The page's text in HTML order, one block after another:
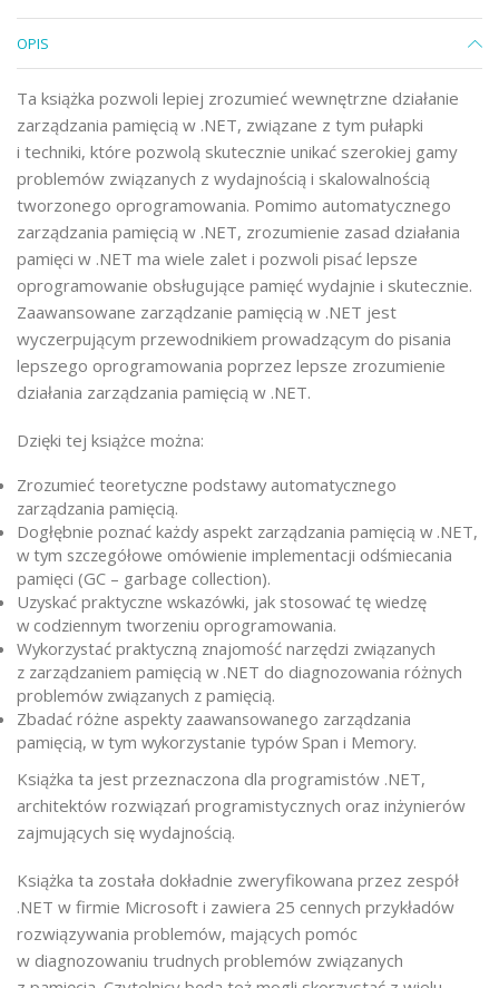
OPIS
Ta książka pozwoli lepiej zrozumieć wewnętrzne działanie
zarządzania pamięcią w .NET, związane z tym pułapki
i techniki, które pozwolą skutecznie unikać szerokiej gamy
problemów związanych z wydajnością i skalowalnością
tworzonego oprogramowania. Pomimo automatycznego
zarządzania pamięcią w .NET, zrozumienie zasad działania
pamięci w .NET ma wiele zalet i pozwoli pisać lepsze
oprogramowanie obsługujące pamięć wydajnie i skutecznie.
Zaawansowane zarządzanie pamięcią w .NET jest
wyczerpującym przewodnikiem prowadzącym do pisania
lepszego oprogramowania poprzez lepsze zrozumienie
działania zarządzania pamięcią w .NET.
Dzięki tej książce można:
Zrozumieć teoretyczne podstawy automatycznego
zarządzania pamięcią.
Dogłębnie poznać każdy aspekt zarządzania pamięcią w .NET,
w tym szczegółowe omówienie implementacji odśmiecania
pamięci (GC – garbage collection).
Uzyskać praktyczne wskazówki, jak stosować tę wiedzę
w codziennym tworzeniu oprogramowania.
Wykorzystać praktyczną znajomość narzędzi związanych
z zarządzaniem pamięcią w .NET do diagnozowania różnych
problemów związanych z pamięcią.
Zbadać różne aspekty zaawansowanego zarządzania
pamięcią, w tym wykorzystanie typów Span i Memory.
Książka ta jest przeznaczona dla programistów .NET,
architektów rozwiązań programistycznych oraz inżynierów
zajmujących się wydajnością.
Książka ta została dokładnie zweryfikowana przez zespół
.NET w firmie Microsoft i zawiera 25 cennych przykładów
rozwiązywania problemów, mających pomóc
w diagnozowaniu trudnych problemów związanych